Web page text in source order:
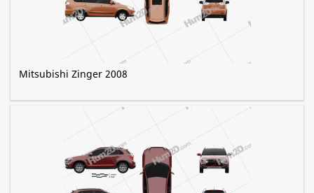
Mitsubishi Zinger 2008